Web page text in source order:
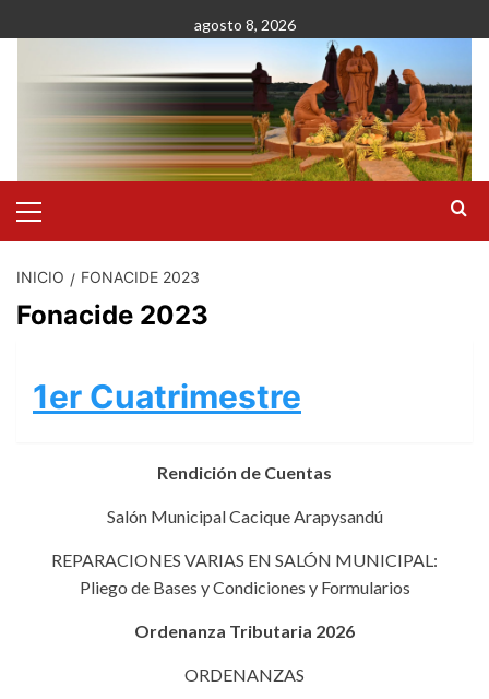
al
agosto 8, 2026
primario
INICIO FONACIDE 2023
Fonacide 2023
1er Cuatrimestre
Rendición de Cuentas
Salón Municipal Cacique Arapysandú
REPARACIONES VARIAS EN SALÓN MUNICIPAL:
Pliego de Bases y Condiciones y Formularios
Ordenanza Tributaria 2026
ORDENANZAS